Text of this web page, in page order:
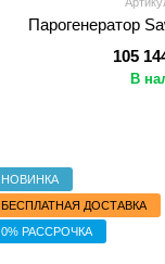
Парогенератор
105
В
НОВИНКА
БЕСПЛАТНАЯ ДОСТАВКА
0% РАССРОЧКА